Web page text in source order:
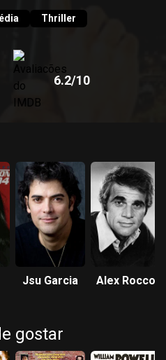
Thriller
6.2/10
Jsu Garcia Alex Rocco
gostar